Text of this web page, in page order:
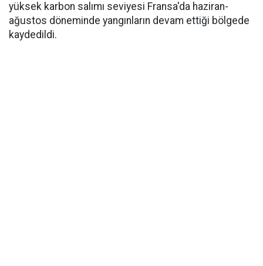
yüksek karbon salımı seviyesi Fransa'da haziran-
ağustos döneminde yangınların devam ettiği bölgede
kaydedildi.